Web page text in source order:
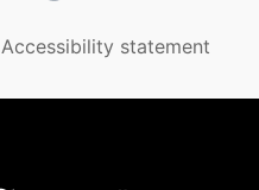
Accessibility statement